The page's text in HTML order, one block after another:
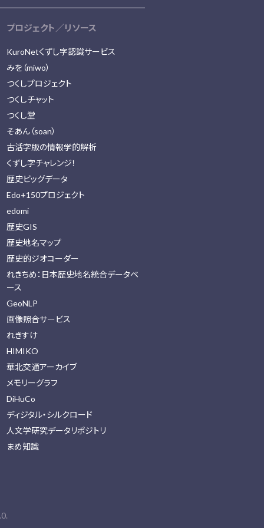
プロジェクト／リソース
KuroNetくずし字認識サービス
みを（miwo）
つくしプロジェクト
つくしチャット
つくし堂
そあん（soan）
古活字版の情報学的解析
くずし字チャレンジ！
歴史ビッグデータ
Edo+150プロジェクト
edomi
歴史GIS
歴史地名マップ
歴史的ジオコーダー
れきちめ：日本歴史地名統合データベ
ース
GeoNLP
画像照合サービス
れきすけ
HIMIKO
華北交通アーカイブ
メモリーグラフ
DiHuCo
ディジタル・シルクロード
人文学研究データリポジトリ
まめ知識